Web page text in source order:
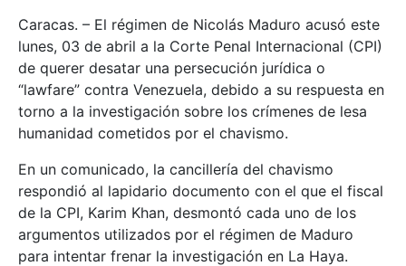
Caracas. – El régimen de Nicolás Maduro acusó este
lunes, 03 de abril a la Corte Penal Internacional (CPI)
de querer desatar una persecución jurídica o
“lawfare” contra Venezuela, debido a su respuesta en
torno a la investigación sobre los crímenes de lesa
humanidad cometidos por el chavismo.
En un comunicado, la cancillería del chavismo
respondió al lapidario documento con el que el fiscal
de la CPI, Karim Khan, desmontó cada uno de los
argumentos utilizados por el régimen de Maduro
para intentar frenar la investigación en La Haya.